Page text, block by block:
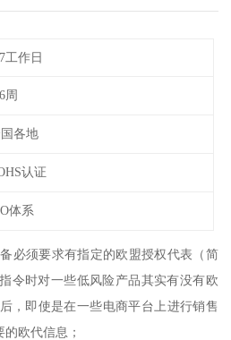
工作日
周
各地
认证
体系
必须要求有指定的欧盟授权代表（简
令时对一些低风险产品其实有没有欧
，即使是在一些电商平台上进行销售
欧代信息；